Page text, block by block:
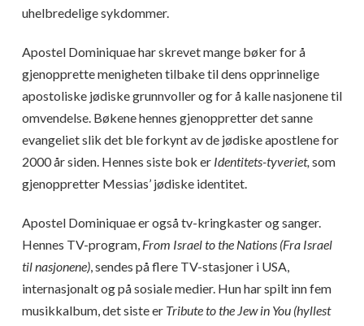
uhelbredelige sykdommer.
Apostel Dominiquae har skrevet mange bøker for å
gjenopprette menigheten tilbake til dens opprinnelige
apostoliske jødiske grunnvoller og for å kalle nasjonene til
omvendelse. Bøkene hennes gjenoppretter det sanne
evangeliet slik det ble forkynt av de jødiske apostlene for
2000 år siden. Hennes siste bok erIdentitets-tyveriet, som
gjenoppretter Messias’ jødiske identitet.
Apostel Dominiquae er også tv-kringkaster og sanger.
Hennes TV-program, From Israel to the Nations (Fra Israel
til nasjonene), sendes på flere TV-stasjoner i USA,
internasjonalt og på sosiale medier. Hun har spilt inn fem
musikkalbum, det siste er Tribute to the Jew in You (hyllest